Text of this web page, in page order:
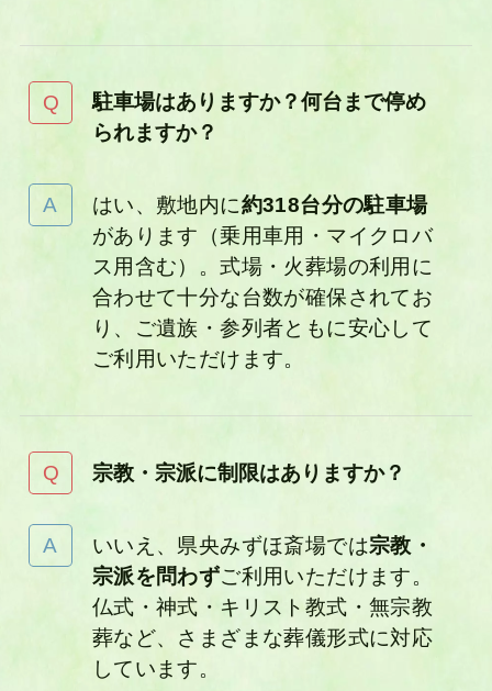
駐車場はありますか？何台まで停め
られますか？
はい、敷地内に約318台分の駐車場
があります（乗用車用・マイクロバ
ス用含む）。式場・火葬場の利用に
合わせて十分な台数が確保されてお
り、ご遺族・参列者ともに安心して
ご利用いただけます。
宗教・宗派に制限はありますか？
いいえ、県央みずほ斎場では宗教・
宗派を問わずご利用いただけます。
仏式・神式・キリスト教式・無宗教
葬など、さまざまな葬儀形式に対応
しています。